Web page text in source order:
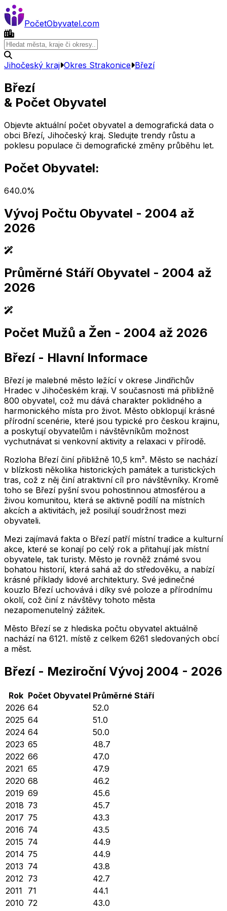
PočetObyvatel.com
Jihočeský kraj Okres Strakonice Březí
Březí
& Počet Obyvatel
Objevte aktuální počet obyvatel a demografická data o
obci Březí, Jihočeský kraj. Sledujte trendy růstu a
poklesu populace či demografické změny průběhu let.
Počet Obyvatel:
640.0%
Vývoj Počtu Obyvatel - 2004 až
2026
2,005 2,010 2,015 2,020 2,025
2,005 2,010 2,015 2,020 2,025
Průměrné Stáří Obyvatel - 2004 až
2026
2,005 2,010 2,015 2,020 2,025
2,005 2,010 2,015 2,020 2,025
Počet Mužů a Žen - 2004 až 2026
Březí- Hlavní Informace
Březí je malebné město ležící v okrese Jindřichův
Hradec v Jihočeském kraji. V současnosti má přibližně
800 obyvatel, což mu dává charakter poklidného a
harmonického místa pro život. Město obklopují krásné
přírodní scenérie, které jsou typické pro českou krajinu,
a poskytují obyvatelům i návštěvníkům možnost
vychutnávat si venkovní aktivity a relaxaci v přírodě.
Rozloha Březí činí přibližně 10,5 km². Město se nachází
v blízkosti několika historických památek a turistických
tras, což z něj činí atraktivní cíl pro návštěvníky. Kromě
toho se Březí pyšní svou pohostinnou atmosférou a
živou komunitou, která se aktivně podílí na místních
akcích a aktivitách, jež posilují soudržnost mezi
obyvateli.
Mezi zajímavá fakta o Březí patří místní tradice a kulturní
akce, které se konají po celý rok a přitahují jak místní
obyvatele, tak turisty. Město je rovněž známé svou
bohatou historií, která sahá až do středověku, a nabízí
krásné příklady lidové architektury. Své jedinečné
kouzlo Březí uchovává i díky své poloze a přírodnímu
okolí, což činí z návštěvy tohoto města
nezapomenutelný zážitek.
Město Březíse z hlediska počtu obyvatel aktuálně
nachází na 6121. místě z celkem 6261 sledovaných obcí
a měst.
Březí- Meziroční Vývoj 2004 - 2026
Rok Počet Obyvatel Průměrné Stáří
2026 64
52.0
2025 64
51.0
2024 64
50.0
2023 65
48.7
2022 66
47.0
2021 65
47.9
2020 68
46.2
2019 69
45.6
2018 73
45.7
2017 75
43.3
2016 74
43.5
2015 74
44.9
2014 75
44.9
2013 74
43.8
2012 73
42.7
2011
71
44.1
2010 72
43.0